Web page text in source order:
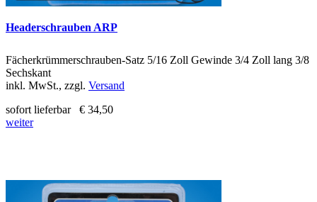
Headerschrauben ARP
Fächerkrümmerschrauben-Satz 5/16 Zoll Gewinde 3/4 Zoll lang 3/8
Sechskant
inkl. MwSt., zzgl. Versand
sofort lieferbar
€ 34,50
weiter